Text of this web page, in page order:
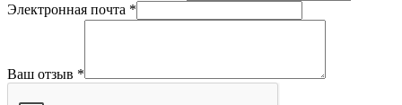
Электронная почта *
Ваш отзыв *